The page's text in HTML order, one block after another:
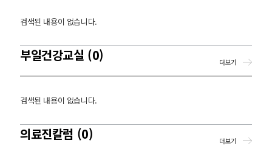
검색된 내용이 없습니다.
부일건강교실 (0)
검색된 내용이 없습니다.
더보기
의료진칼럼 (0) 더보기